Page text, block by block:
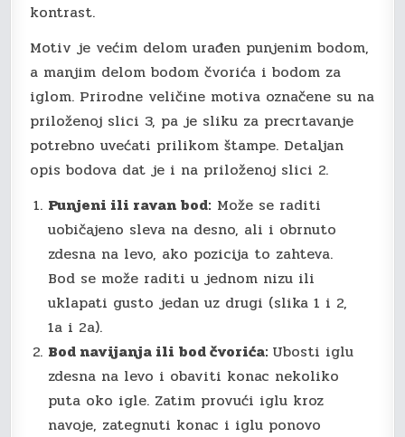
kontrast.
Motiv je većim delom urađen punjenim bodom,
a manjim delom bodom čvorića i bodom za
iglom. Prirodne veličine motiva označene su na
priloženoj slici 3, pa je sliku za precrtavanje
potrebno uvećati prilikom štampe. Detaljan
opis bodova dat je i na priloženoj slici 2.
Punjeni ili ravan bod: Može se raditi
uobičajeno sleva na desno, ali i obrnuto
zdesna na levo, ako pozicija to zahteva.
Bod se može raditi u jednom nizu ili
uklapati gusto jedan uz drugi (slika 1 i 2,
1a i 2a).
Bod navijanja ili bod čvorića: Ubosti iglu
zdesna na levo i obaviti konac nekoliko
puta oko igle. Zatim provući iglu kroz
navoje, zategnuti konac i iglu ponovo